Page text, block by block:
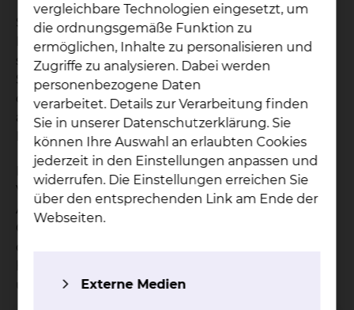
Selbst nahe Angehörige wie zum Beispiel
Ehepartner oder volljährige Kinder benötigen eine
solche Vollmacht, um für Sie handeln zu können.
Sie sollten nur einen Menschen bevollmächtigen,
dem Sie uneingeschränkt vertrauen und ihm
auch zutrauen, in schwierigen Situationen für Sie
Entscheidungen durchzusetzen.
Mit einer Vorsorgevollmacht können Sie eine
Vertrauensperson bevollmächtigen, viele Ihrer
Angelegenheiten zu regeln (z. B.
Gesundheitsfragen, Behördliches, Post). Damit
diese bevollmächtigte Person auch in Ihrem Sinne
über den Inhalt der Vorsorgevollmacht sprechen.
vergleichbare Technologien eingesetzt, um
die ordnungsgemäße Funktion zu
ermöglichen, Inhalte zu personalisieren und
Zugriffe zu analysieren. Dabei werden
personenbezogene Daten
verarbeitet. Details zur Verarbeitung finden
Sie in unserer Datenschutzerklärung. Sie
können Ihre Auswahl an erlaubten Cookies
jederzeit in den Einstellungen anpassen und
widerrufen. Die Einstellungen erreichen Sie
über den entsprechenden Link am Ende der
Webseiten.
Externe Medien